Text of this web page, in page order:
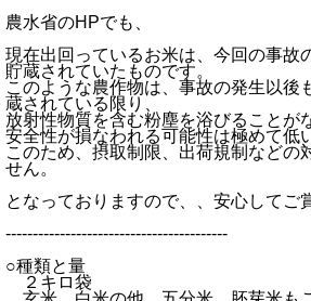
農水省のHPでも、
現在出回っているお米は、今回の事故
貯蔵されていたものです。
このような農作物は、事故の発生以後
蔵されている限り、
放射性物質を含む粉塵を浴びることが
安全性が損なわれる可能性は極めて低
このため、摂取制限、出荷規制などの
せん。
となっておりますので、、安心してご
-----------------------------------------
○種類と量
２キロ袋